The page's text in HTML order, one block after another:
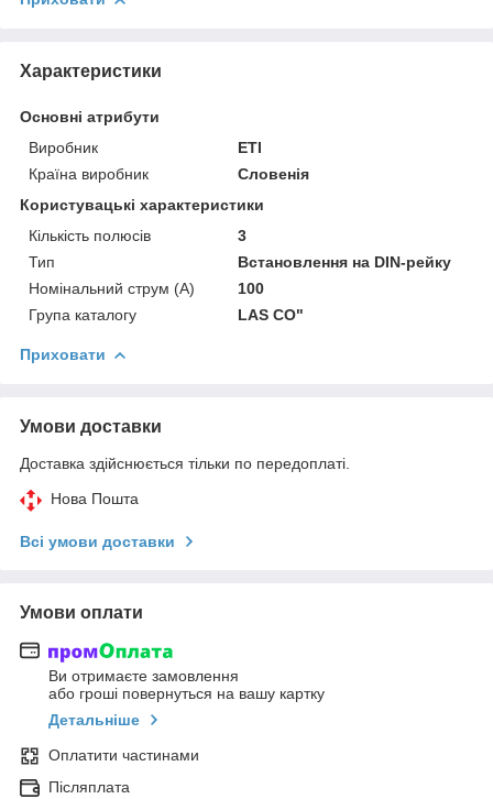
Характеристики
Основні атрибути
Виробник
ETI
Країна виробник
Словенія
Користувацькі характеристики
Кількість полюсів
3
Тип
Встановлення на DIN-рейку
Номінальний струм (A)
100
Група каталогу
LAS CO"
Приховати
Умови доставки
Доставка здійснюється тільки по передоплаті.
Нова Пошта
Всі умови доставки
Умови оплати
Ви отримаєте замовлення
або гроші повернуться на вашу картку
Детальніше
Оплатити частинами
Післяплата